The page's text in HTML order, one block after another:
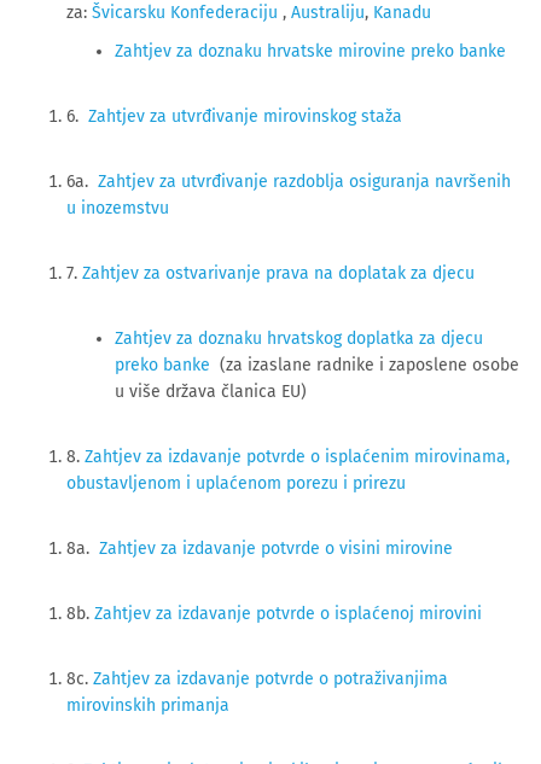
za: Švicarsku Konfederaciju , Australiju, Kanadu
Zahtjev za doznaku hrvatske mirovine preko banke
6. Zahtjev za utvrđivanje mirovinskog staža
6a. Zahtjev za utvrđivanje razdoblja osiguranja navršenih
u inozemstvu
7. Zahtjev za ostvarivanje prava na doplatak za djecu
Zahtjev za doznaku hrvatskog doplatka za djecu
preko banke (za izaslane radnike i zaposlene osobe
u više država članica EU)
8. Zahtjev za izdavanje potvrde o isplaćenim mirovinama,
obustavljenom i uplaćenom porezu i prirezu
8a. Zahtjev za izdavanje potvrde o visini mirovine
8b. Zahtjev za izdavanje potvrde o isplaćenoj mirovini
8c. Zahtjev za izdavanje potvrde o potraživanjima
mirovinskih primanja